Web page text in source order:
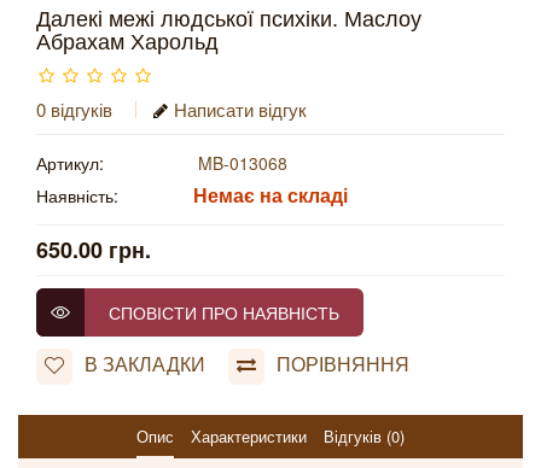
Далекі межі людської психіки. Маслоу
Абрахам Харольд
0 відгуків Написати відгук
Артикул:
MB-013068
Наявність:
Немає на складі
650.00 грн.
СПОВІСТИ ПРО НАЯВНІСТЬ
В ЗАКЛАДКИ ПОРІВНЯННЯ
Опис Характеристики Відгуків (0)